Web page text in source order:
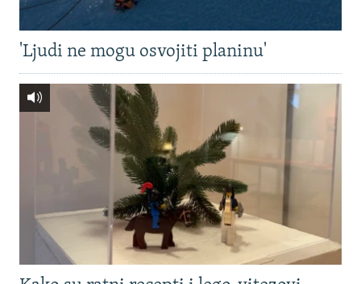
'Ljudi ne mogu osvojiti planinu'